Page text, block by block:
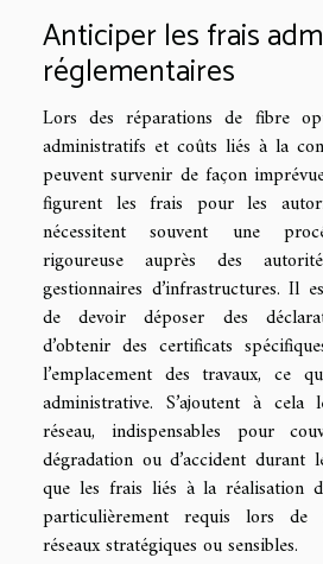
Anticiper les frais
réglementaires
Lors des réparations de fibre
administratifs et coûts liés à la
peuvent survenir de façon
figurent les frais pour les
nécessitent souvent une
rigoureuse auprès des
gestionnaires d’infrastructures. Il
de devoir déposer des
d’obtenir des certificats
l’emplacement des travaux, ce
administrative. S’ajoutent à cela
réseau, indispensables pour
dégradation ou d’accident durant
que les frais liés à la réalisation
particulièrement requis lors de
réseaux stratégiques ou sensibles.